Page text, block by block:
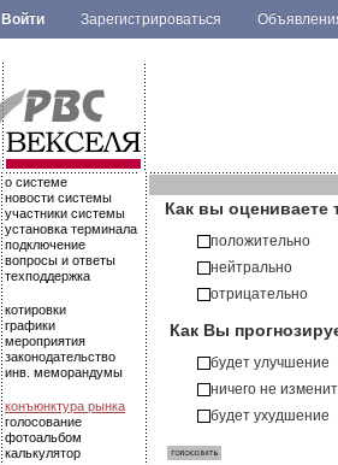
Войти Зарегистрироваться
.
.о системе
новости системы
участники системы
установка терминала
подключение
вопросы и ответы
техподдержка
котировки
графики
мероприятия
законодательство
инв. меморандумы
конъюнктура рынка
голосование
фотоальбом
калькулятор
.
Как вы оцениваете
положительно
нейтрально
отрицательно
Как Вы
будет улучшение
ничего не
будет ухудшение